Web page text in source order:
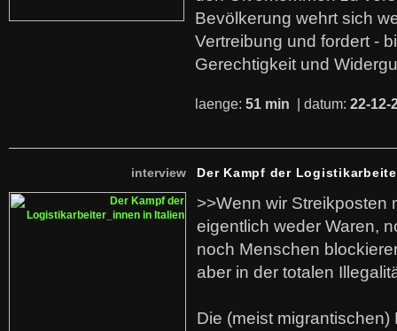
Bevölkerung wehrt sich
Vertreibung und fordert -
Gerechtigkeit und
laenge: 51 min | datum: 22-12-
interview Der Kampf der
>>Wenn wir Streikposten
eigentlich weder Waren,
noch Menschen
aber in der totalen
Die (meist